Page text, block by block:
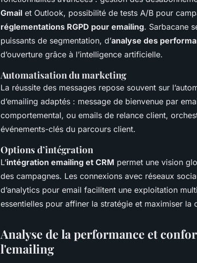
Gmail et Outlook, possibilité de tests A/B pour
réglementations RGPD pour emailing. Sarbacane
puissants de segmentation, d’analyse des
d’ouverture grâce à l’intelligence artificielle.
Automatisation du marketing
La réussite des messages repose souvent sur
d’emailing adaptés : message de bienvenue par
comportemental, ou emails de relance client,
événements-clés du parcours client.
Options d’intégration
L’intégration emailing et CRM permet une vision
des campagnes. Les connexions avec réseaux
d’analytics pour email facilitent une exploitation
essentielles pour affiner la stratégie et maximiser la
Analyse de la performance et
l'emailing